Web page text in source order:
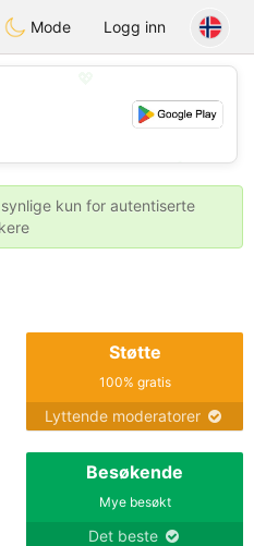
Chat
Mode Logg inn
💕
kun for autentiserte
Støtte
100% gratis
Lyttende moderatorer
Besøkende
Mye besøkt
Det beste